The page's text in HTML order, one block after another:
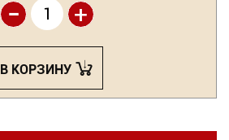
+
-
В КОРЗИНУ